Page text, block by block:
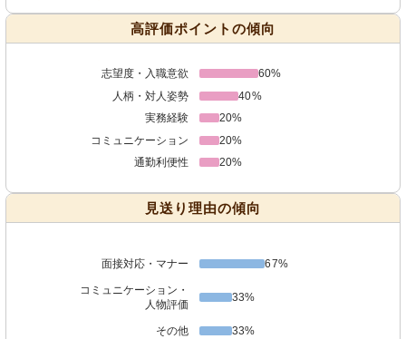
高評価ポイントの傾向
志望度・入職意欲
60%
人柄・対人姿勢
40%
実務経験
20%
コミュニケーション
20%
通勤利便性
20%
見送り理由の傾向
面接対応・マナー 67%
コミュニケーション・
人物評価
33%
その他 33%